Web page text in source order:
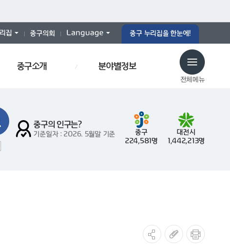
집 중구의회 Language 중구 누리집을 한눈에!
전체메뉴
중구소개 분야별정보
중구의 인구는?
기준일자 : 2026. 5월말 기준
중구
224,581명
대전시
1,442,213명
감사 폐기물스티커